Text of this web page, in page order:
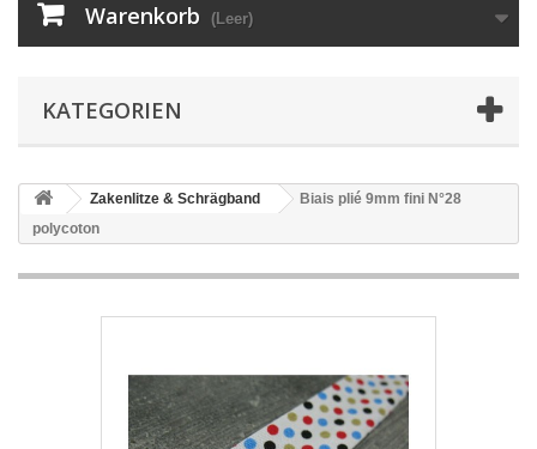
Warenkorb (Leer)
KATEGORIEN
Zakenlitze & Schrägband
Biais plié 9mm fini N°28
polycoton